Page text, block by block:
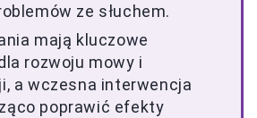
ze słuchem.
mają kluczowe
rozwoju mowy i
a wczesna interwencja
poprawić efekty